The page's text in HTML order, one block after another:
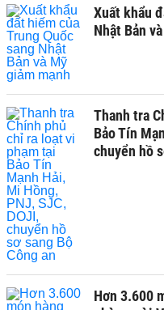
Xuất khẩu
Nhật Bản
Thanh tra
Bảo Tín
chuyển hồ
Hơn 3.600